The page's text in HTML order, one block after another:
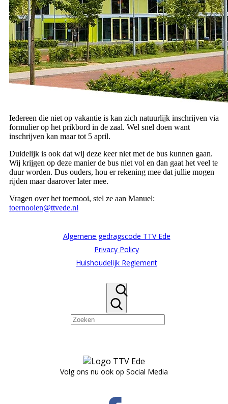
Iedereen die niet op vakantie is kan zich natuurlijk inschrijven via
formulier op het prikbord in de zaal. Wel snel doen want
inschrijven kan maar tot 5 april.
Duidelijk is ook dat wij deze keer niet met de bus kunnen gaan.
Wij krijgen op deze manier de bus niet vol en dan gaat het veel te
duur worden. Dus ouders, hou er rekening mee dat jullie mogen
rijden maar daarover later mee.
Vragen over het toernooi, stel ze aan Manuel:
toernooien@ttvede.nl
Algemene gedragscode TTV Ede
Privacy Policy
Huishoudelijk Reglement
Volg ons nu ook op Social Media